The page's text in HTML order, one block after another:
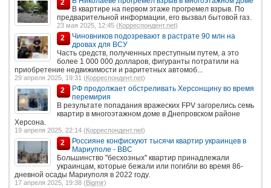
2
В квартире на первом этаже прогремел взрыв. По
предварительной информации, его вызвал бытовой газ.
23 мая 2025, 12:45 (Корреспондент.net)
2
Чиновников подозревают в растрате 90 млн на
дровах для ВСУ
Часть средств, полученных преступным путем, а это
более 1 000 000 долларов, фигуранты потратили на
приобретение недвижимости и раритетных автомоб...
29 апреля 2025, 19:31 (Корреспондент.net)
2
РФ продолжает обстреливать Херсонщину во время
перемирия
В результате попадания вражеских FPV загорелись семь
квартир в многоэтажном доме в Днепровском районе
Херсона.
19 апреля 2025, 22:14 (Корреспондент.net)
2
Россияне конфискуют тысячи квартир украинцев в
Мариуполе - ВВС
Большинство "бесхозных" квартир принадлежали
украинцам, которые бежали или погибли во время 86-
дневной осады Мариуполя в 2022 году.
17 апреля 2025, 19:38 (Bigmir)